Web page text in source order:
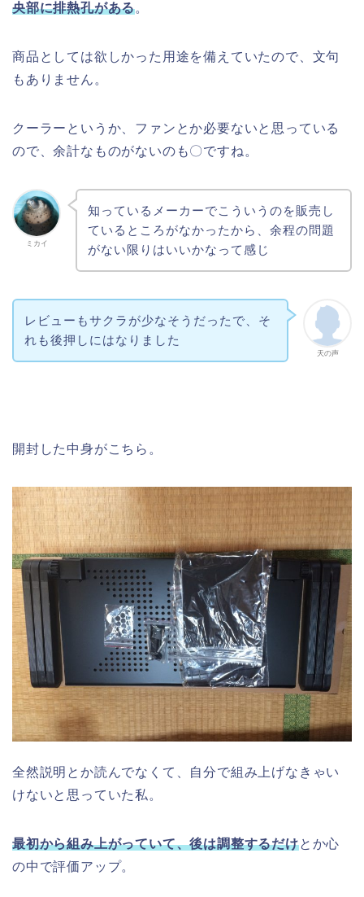
央部に排熱孔がある。
商品としては欲しかった用途を備えていたので、文句
もありません。
クーラーというか、ファンとか必要ないと思っている
ので、余計なものがないのも〇ですね。
ミカイ
知っているメーカーでこういうのを販売し
ているところがなかったから、余程の問題
がない限りはいいかなって感じ
天の声
レビューもサクラが少なそうだったで、そ
れも後押しにはなりました
開封した中身がこちら。
全然説明とか読んでなくて、自分で組み上げなきゃい
けないと思っていた私。
最初から組み上がっていて、後は調整するだけとか心
の中で評価アップ。